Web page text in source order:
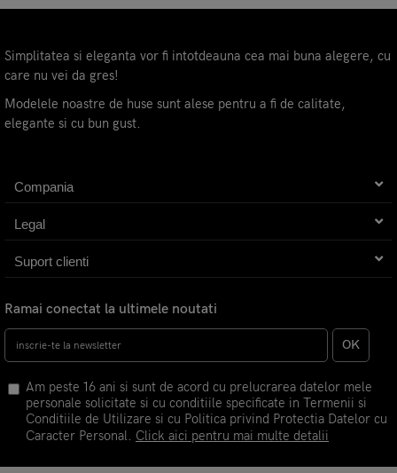
Simplitatea si eleganta vor fi intotdeauna cea mai buna alegere, cu
care nu vei da gres!
Modelele noastre de huse sunt alese pentru a fi de calitate,
elegante si cu bun gust.
Compania
Legal
Suport clienti
Ramai conectat la ultimele noutati
OK
Am peste 16 ani si sunt de acord cu prelucrarea datelor mele
personale solicitate si cu conditiile specificate in Termenii si
Conditiile de Utilizare si cu Politica privind Protectia Datelor cu
Caracter Personal. Click aici pentru mai multe detalii